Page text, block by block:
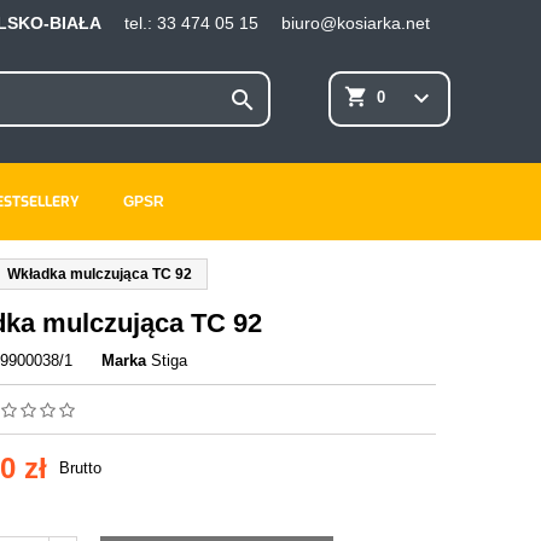
×
×
×
BIAŁA tel.: 33 474 05 15 biuro@kosiarka.net
shopping_cart 0 keyboard_arrow_down

GPSR
Wkładka mulczująca TC 92
mulczująca TC 92
1 Marka Stiga
zł Brutto